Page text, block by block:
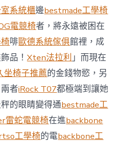
計
過
往
半
年
總
買
賣
額
近
60
億
元〉
中
系統櫃邊bestmade工學椅
電競椅者，將永遠被困在
啡歐德系統傢俱館裡，成
品！Xten法拉利」而現在
坐椅子推薦的金錢物慾，另
者iRock T07都極端到讓她
的眼睛變得通bestmade工
雷蛇電競椅在進backbone
工學椅的電backbone工